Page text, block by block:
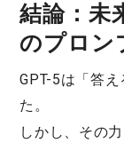
結論：未
のプロン
GPT-5は「答
た。
しかし、その